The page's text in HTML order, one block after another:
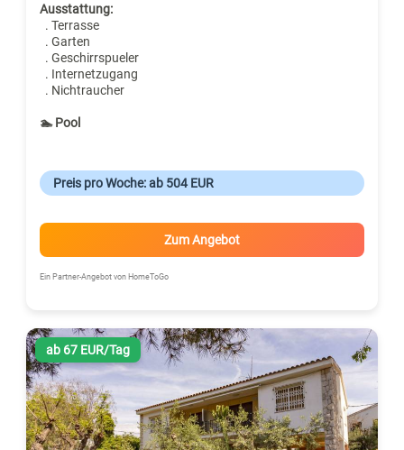
Ausstattung:
. Terrasse
. Garten
. Geschirrspueler
. Internetzugang
. Nichtraucher
🏊 Pool
Preis pro Woche: ab 504 EUR
Zum Angebot
Ein Partner-Angebot von HomeToGo
ab 67 EUR/Tag